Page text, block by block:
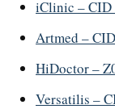
iClinic – CID
Artmed –
HiDoctor –
Versatilis –